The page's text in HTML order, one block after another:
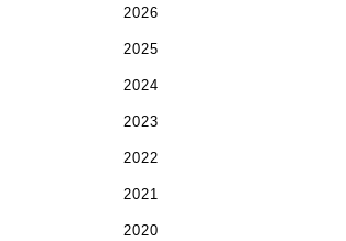
2026
2025
2024
2023
2022
2021
2020